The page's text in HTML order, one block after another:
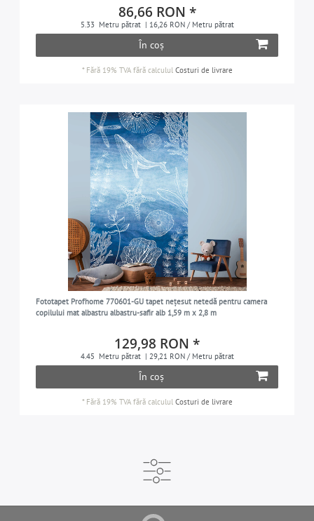
86,66 RON *
5.33 Metru pătrat | 16,26 RON / Metru pătrat
În coș
* Fără 19% TVAfără calculul Costuri de livrare
Fototapet Profhome 770601-GU tapet nețesut netedă pentru camera
copilului mat albastru albastru-safir alb 1,59 m x 2,8 m
129,98 RON *
4.45 Metru pătrat | 29,21 RON / Metru pătrat
În coș
* Fără 19% TVAfără calculul Costuri de livrare